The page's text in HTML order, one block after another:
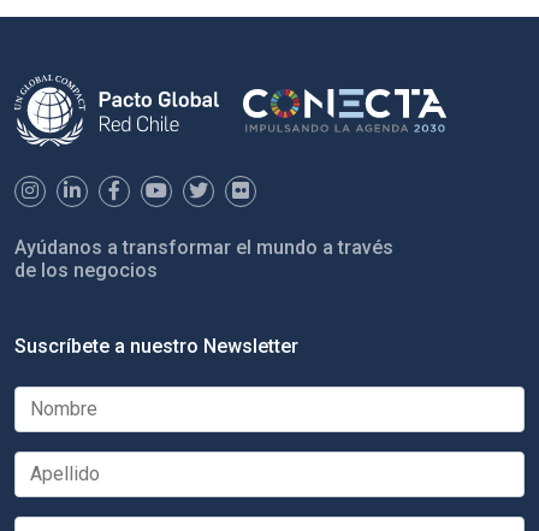
Ayúdanos a transformar el mundo a través
de los negocios
Suscríbete a nuestro Newsletter